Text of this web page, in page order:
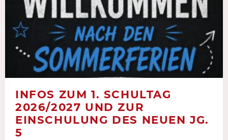
INFOS ZUM 1. SCHULTAG
2026/2027 UND ZUR
EINSCHULUNG DES NEUEN JG.
5